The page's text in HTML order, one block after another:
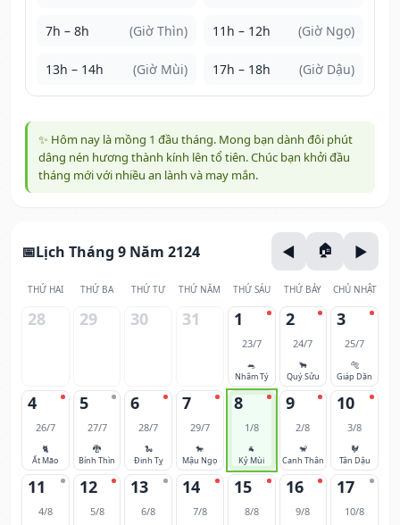
7h – 8h (Giờ Thìn) 11h – 12h (Giờ Ngọ)
13h – 14h (Giờ Mùi) 17h – 18h (Giờ Dậu)
✨ Hôm nay là mồng 1 đầu tháng. Mong bạn dành đôi phút
dâng nén hương thành kính lên tổ tiên. Chúc bạn khởi đầu
tháng mới với nhiều an lành và may mắn.
Lịch Tháng 9 Năm 2124
THỨ HAI THỨ BA THỨ TƯ THỨ NĂM THỨ SÁU THỨ BẢY CHỦ NHẬT
28 29 30 31 1
23/7
🐀
Nhâm Tý
2
24/7
🐂
Quý Sửu
3
25/7
🐅
Giáp Dần
4
26/7
🐈
Ất Mão
5
27/7
🐉
Bính Thìn
6
28/7
🐍
Đinh Tỵ
7
29/7
🐎
Mậu Ngọ
8
1/8
🐐
Kỷ Mùi
9
2/8
🐒
Canh Thân
10
3/8
🐓
Tân Dậu
11
4/8
12
5/8
13
6/8
14
7/8
15
8/8
16
9/8
17
10/8